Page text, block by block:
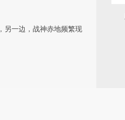
另一边，战神赤地频繁现